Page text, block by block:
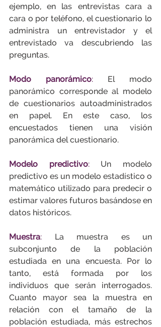
ejemplo, en las entrevistas cara a
cara o por teléfono, el cuestionario lo
administra un entrevistador y el
entrevistado va descubriendo las
preguntas.
Modo panorámico: El modo
panorámico corresponde al modelo
de cuestionarios autoadministrados
en papel. En este caso, los
encuestados tienen una visión
panorámica del cuestionario.
Modelo predictivo: Un modelo
predictivo es un modelo estadístico o
matemático utilizado para predecir o
estimar valores futuros basándose en
datos históricos.
Muestra: La muestra es un
subconjunto de la población
estudiada en una encuesta. Por lo
tanto, está formada por los
individuos que serán interrogados.
Cuanto mayor sea la muestra en
relación con el tamaño de la
población estudiada, más estrechos